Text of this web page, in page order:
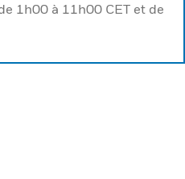
1h00 à 11h00 CET et de